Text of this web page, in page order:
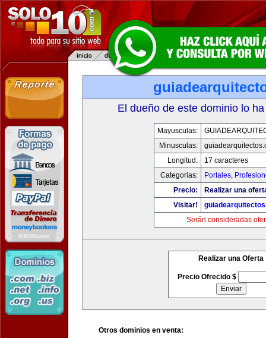
El dueño de este dominio lo
Mayusculas:
Minusculas:
Longitud:
17 caracteres
Categorias:
Portales,
Precio:
Realizar una
Visitar!
Serán consideradas
Realizar una Oferta
Precio Ofrecido $
Otros dominios en venta: